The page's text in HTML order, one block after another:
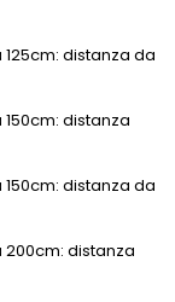
distanza da
distanza
distanza da
distanza